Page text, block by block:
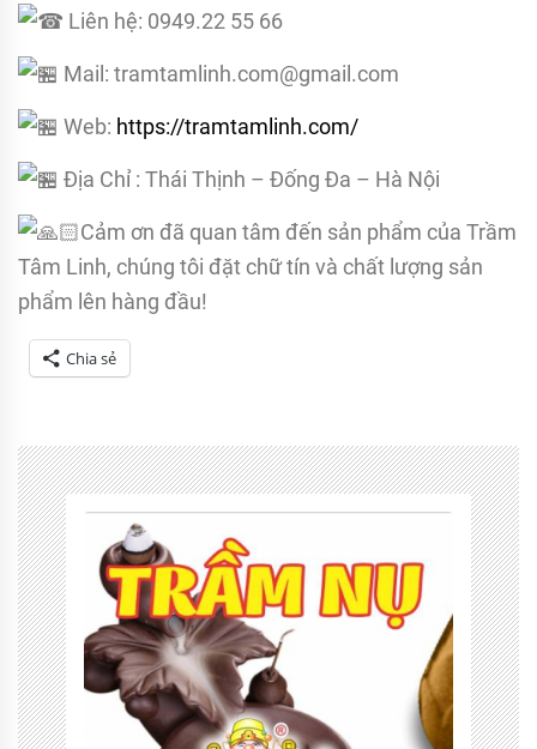
Liên hệ: 0949.22 55 66
Mail: tramtamlinh.com@gmail.com
Web: https://tramtamlinh.com/
Địa Chỉ : Thái Thịnh – Đống Đa – Hà Nội
Cảm ơn đã quan tâm đến sản phẩm của Trầm
Tâm Linh, chúng tôi đặt chữ tín và chất lượng sản
phẩm lên hàng đầu!
Chia sẻ
HƯƠNG
NÉN
CAO
CẤP,
HƯƠNG
VÒNG
CAO
CẤP